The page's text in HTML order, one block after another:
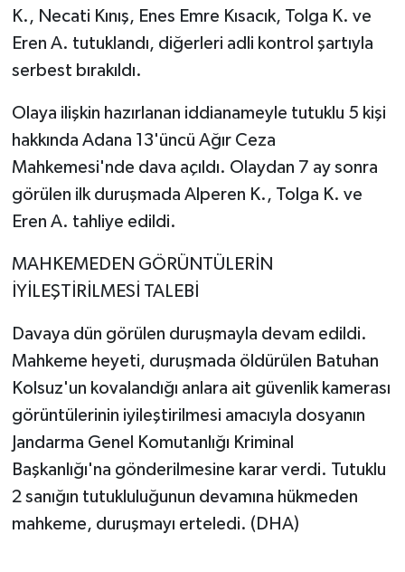
K., Necati Kınış, Enes Emre Kısacık, Tolga K. ve
Eren A. tutuklandı, diğerleri adli kontrol şartıyla
serbest bırakıldı.
Olaya ilişkin hazırlanan iddianameyle tutuklu 5 kişi
hakkında Adana 13'üncü Ağır Ceza
Mahkemesi'nde dava açıldı. Olaydan 7 ay sonra
görülen ilk duruşmada Alperen K., Tolga K. ve
Eren A. tahliye edildi.
MAHKEMEDEN GÖRÜNTÜLERİN
İYİLEŞTİRİLMESİ TALEBİ
Davaya dün görülen duruşmayla devam edildi.
Mahkeme heyeti, duruşmada öldürülen Batuhan
Kolsuz'un kovalandığı anlara ait güvenlik kamerası
görüntülerinin iyileştirilmesi amacıyla dosyanın
Jandarma Genel Komutanlığı Kriminal
Başkanlığı'na gönderilmesine karar verdi. Tutuklu
2 sanığın tutukluluğunun devamına hükmeden
mahkeme, duruşmayı erteledi. (DHA)